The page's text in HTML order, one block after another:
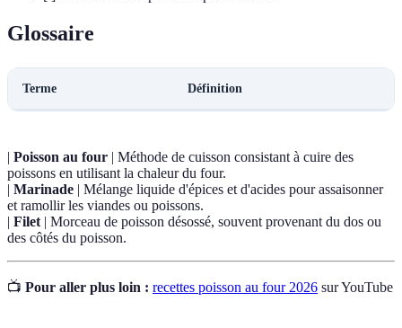
Glossaire
Terme Définition
| Poisson au four | Méthode de cuisson consistant à cuire des
poissons en utilisant la chaleur du four.
| Marinade | Mélange liquide d'épices et d'acides pour assaisonner
et ramollir les viandes ou poissons.
| Filet | Morceau de poisson désossé, souvent provenant du dos ou
des côtés du poisson.
📺 Pour aller plus loin : recettes poisson au four 2026 sur YouTube